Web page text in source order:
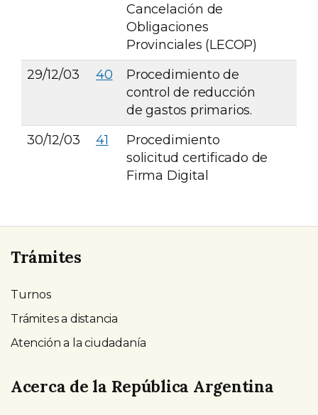
Cancelación de
Obligaciones
Provinciales (LECOP)
29/12/03
40
Procedimiento de
control de reducción
de gastos primarios.
30/12/03
41
Procedimiento
solicitud certificado de
Firma Digital
Trámites
Turnos
Trámites a distancia
Atención a la ciudadanía
Acerca de la República Argentina